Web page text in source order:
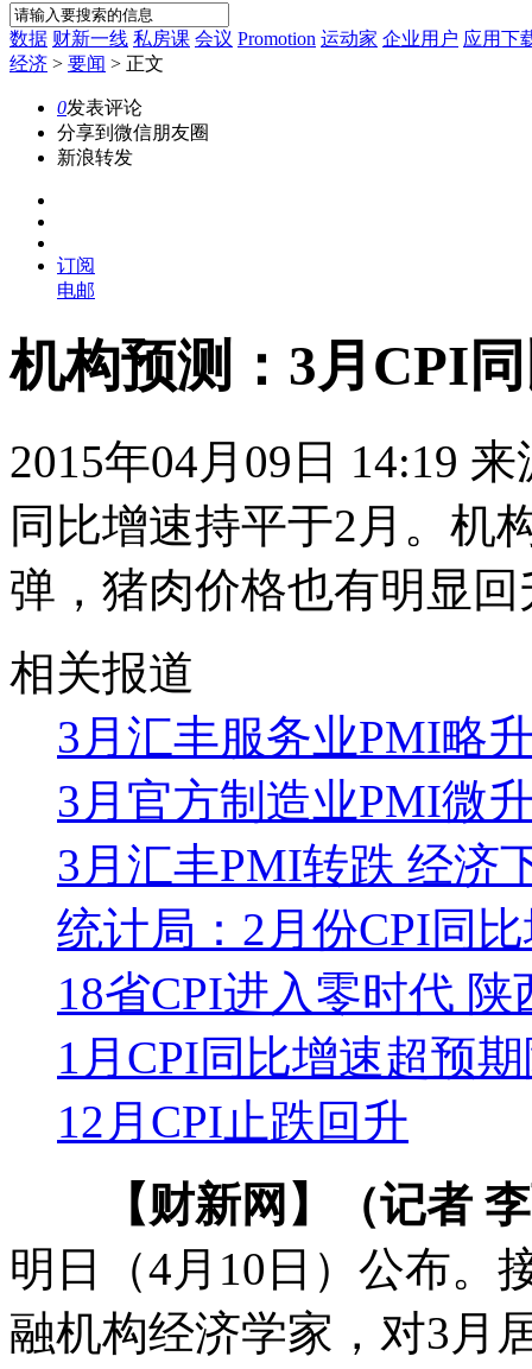
数据 财新一线 私房课 会议 Promotion 运动家 企业用户 应用下
经济 > 要闻 > 正文
0发表评论
分享到微信朋友圈
新浪转发
订阅
电邮
机构预测：3月CPI
2015年04月09日 14:19
同比增速持平于2月。机
弹，猪肉价格也有明显
相关报道
3月汇丰服务业PMI略
3月官方制造业PMI微
3月汇丰PMI转跌 经济
统计局：2月份CPI同比
18省CPI进入零时代
1月CPI同比增速超预
12月CPI止跌回升
【财新网】（记者
明日（4月10日）公布。
融机构经济学家，对3月